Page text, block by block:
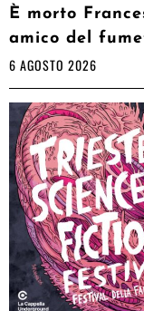
È morto
amico del
6 AGOSTO 2026